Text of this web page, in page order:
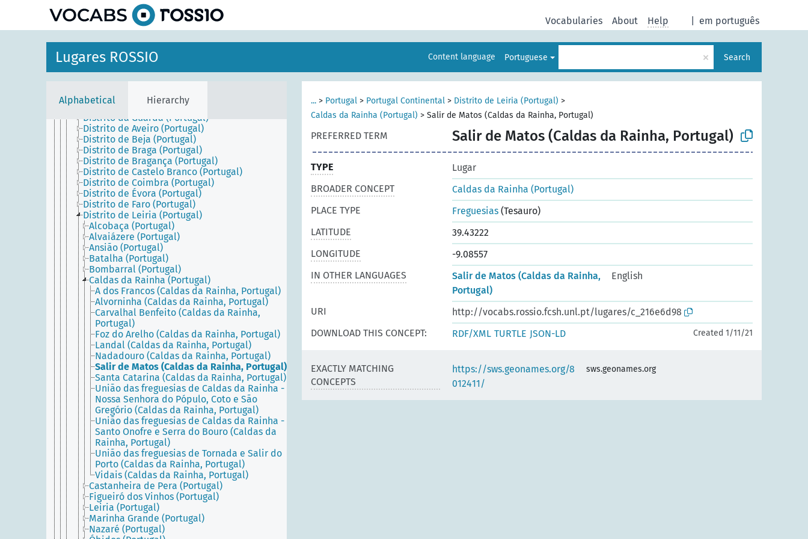
em português
Vocabularies About Help
Lugares ROSSIO Content language Portuguese × Search
Alphabetical Hierarchy
Península Ibérica
Portugal
Açores (Portugal)
Madeira (Portugal)
Portugal Continental
Alentejo (Portugal)
Algarve (Portugal)
Área Metropolitana de Lisboa (Portugal)
Área Metropolitana do Porto (Portugal)
Beira (Portugal)
Distrito da Guarda (Portugal)
Distrito de Aveiro (Portugal)
Distrito de Beja (Portugal)
Distrito de Braga (Portugal)
Distrito de Bragança (Portugal)
Distrito de Castelo Branco (Portugal)
Distrito de Coimbra (Portugal)
Distrito de Évora (Portugal)
Distrito de Faro (Portugal)
Distrito de Leiria (Portugal)
Alcobaça (Portugal)
Alvaiázere (Portugal)
Ansião (Portugal)
Batalha (Portugal)
Bombarral (Portugal)
Caldas da Rainha (Portugal)
A dos Francos (Caldas da Rainha, Portugal)
Alvorninha (Caldas da Rainha, Portugal)
Carvalhal Benfeito (Caldas da Rainha,
Portugal)
Foz do Arelho (Caldas da Rainha, Portugal)
Landal (Caldas da Rainha, Portugal)
Nadadouro (Caldas da Rainha, Portugal)
Salir de Matos (Caldas da Rainha, Portugal)
Santa Catarina (Caldas da Rainha, Portugal)
União das freguesias de Caldas da Rainha -
Nossa Senhora do Pópulo, Coto e São
Gregório (Caldas da Rainha, Portugal)
União das freguesias de Caldas da Rainha -
Santo Onofre e Serra do Bouro (Caldas da
Rainha, Portugal)
União das freguesias de Tornada e Salir do
Porto (Caldas da Rainha, Portugal)
Vidais (Caldas da Rainha, Portugal)
Castanheira de Pera (Portugal)
Figueiró dos Vinhos (Portugal)
Leiria (Portugal)
Marinha Grande (Portugal)
Nazaré (Portugal)
... > Portugal > Portugal Continental > Distrito de Leiria (Portugal) >
Caldas da Rainha (Portugal) > Salir de Matos (Caldas da Rainha, Portugal)
PREFERRED TERM Salir de Matos (Caldas da Rainha, Portugal)
TYPE
Lugar
BROADER CONCEPT
Caldas da Rainha (Portugal)
PLACE TYPE
Freguesias (Tesauro)
LATITUDE
39.43222
LONGITUDE
-9.08557
IN OTHER LANGUAGES
Salir de Matos (Caldas da Rainha,
Portugal)
English
URI
http://vocabs.rossio.fcsh.unl.pt/lugares/c_216e6d98
DOWNLOAD THIS CONCEPT:
RDF/XML TURTLE JSON-LD Created 1/11/21
EXACTLY MATCHING
CONCEPTS
https://sws.geonames.org/8
012411/
sws.geonames.org